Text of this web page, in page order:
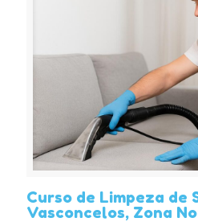
Curso de Limpeza de
Vasconcelos, Zona